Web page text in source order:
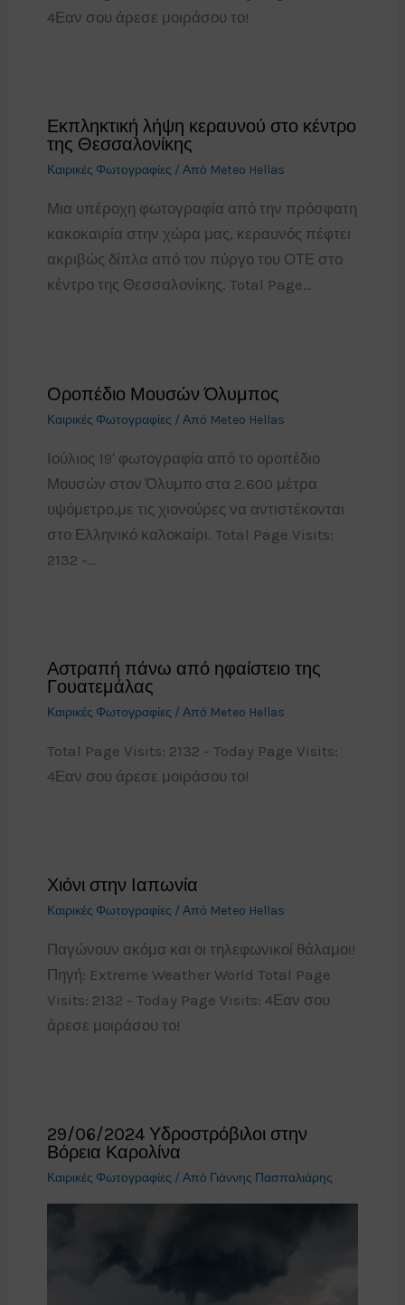
4Εαν σου άρεσε μοιράσου το!
Εκπληκτική λήψη κεραυνού στο κέντρο
της Θεσσαλονίκης
Καιρικές Φωτογραφίες / Από Meteo Hellas
Μια υπέροχη φωτογραφία από την πρόσφατη
κακοκαιρία στην χώρα μας, κεραυνός πέφτει
ακριβώς δίπλα από τον πύργο του ΟΤΕ στο
κέντρο της Θεσσαλονίκης. Total Page…
Οροπέδιο Μουσών Όλυμπος
Καιρικές Φωτογραφίες / Από Meteo Hellas
Ιούλιος 19′ φωτογραφία από το οροπέδιο
Μουσών στον Όλυμπο στα 2.600 μέτρα
υψόμετρο,με τις χιονούρες να αντιστέκονται
στο Ελληνικό καλοκαίρι. Total Page Visits:
2132 -…
Αστραπή πάνω από ηφαίστειο της
Γουατεμάλας
Καιρικές Φωτογραφίες / Από Meteo Hellas
Total Page Visits: 2132 - Today Page Visits:
4Εαν σου άρεσε μοιράσου το!
Χιόνι στην Ιαπωνία
Καιρικές Φωτογραφίες / Από Meteo Hellas
Παγώνουν ακόμα και οι τηλεφωνικοί θάλαμοι!
Πηγή: Extreme Weather World Total Page
Visits: 2132 - Today Page Visits: 4Εαν σου
άρεσε μοιράσου το!
29/06/2024 Υδροστρόβιλοι στην
Βόρεια Καρολίνα
Καιρικές Φωτογραφίες / Από Γιάννης Πασπαλιάρης